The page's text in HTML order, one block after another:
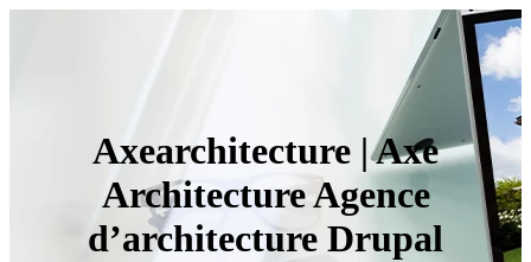
Axearchitectu­re | Axe
Architectu­re Agence
d’architectu­re Drupal